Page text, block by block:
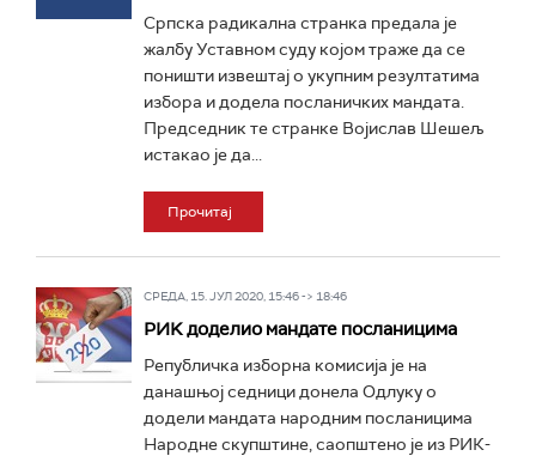
Српска радикална странка предала је
жалбу Уставном суду којом траже да се
поништи извештај о укупним резултатима
избора и додела посланичких мандата.
Председник те странке Војислав Шешељ
истакао је да...
Прочитај
СРЕДА, 15. ЈУЛ 2020, 15:46 -> 18:46
РИK доделио мандате посланицима
Републичка изборна комисија је на
данашњој седници донела Одлуку о
додели мандата народним посланицима
Народне скупштине, саопштено је из РИК-